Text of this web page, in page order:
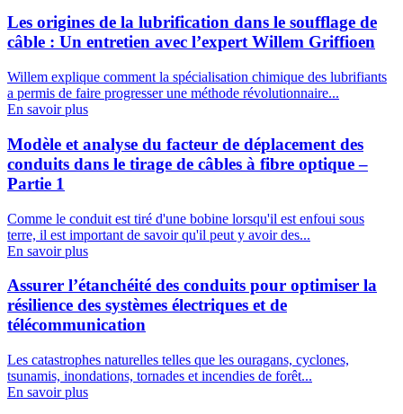
Les origines de la lubrification dans le soufflage de
câble : Un entretien avec l’expert Willem Griffioen
Willem explique comment la spécialisation chimique des lubrifiants
a permis de faire progresser une méthode révolutionnaire...
En savoir plus
Modèle et analyse du facteur de déplacement des
conduits dans le tirage de câbles à fibre optique –
Partie 1
Comme le conduit est tiré d'une bobine lorsqu'il est enfoui sous
terre, il est important de savoir qu'il peut y avoir des...
En savoir plus
Assurer l’étanchéité des conduits pour optimiser la
résilience des systèmes électriques et de
télécommunication
Les catastrophes naturelles telles que les ouragans, cyclones,
tsunamis, inondations, tornades et incendies de forêt...
En savoir plus